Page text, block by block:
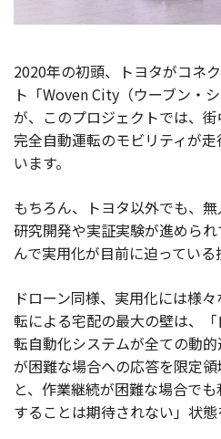
2020年の初頭、トヨタがコネ
ト「Woven City（ウーブン・
が、このプロジェクトでは、
完全自動運転のモビリティが
います。
もちろん、トヨタ以外でも、
研究開発や実証実験が進めら
んで実用化が目前に迫っている
ドローン同様、実用化には様
転による宅配の最大の壁は、
転自動化システムが全ての動
が困難な場合への応答を限定
と、作業継続が困難な場合で
することは期待されない」状態